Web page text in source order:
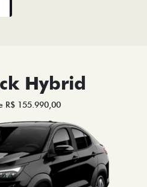
Hybrid
R$ 155.990,00